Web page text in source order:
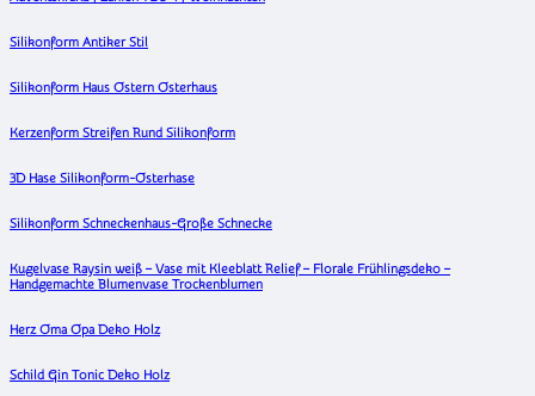
Silikonform Antiker Stil
Silikonform Haus Ostern Osterhaus
Kerzenform Streifen Rund Silikonform
3D Hase Silikonform-Osterhase
Silikonform Schneckenhaus-Große Schnecke
Kugelvase Raysin weiß – Vase mit Kleeblatt Relief – Florale Frühlingsdeko –
Handgemachte Blumenvase Trockenblumen
Herz Oma Opa Deko Holz
Schild Gin Tonic Deko Holz